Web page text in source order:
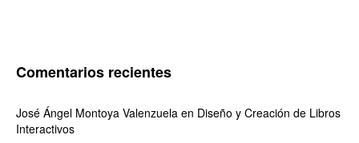
Comentarios recientes
José Ángel Montoya Valenzuela en Diseño y Creación de Libros
Interactivos